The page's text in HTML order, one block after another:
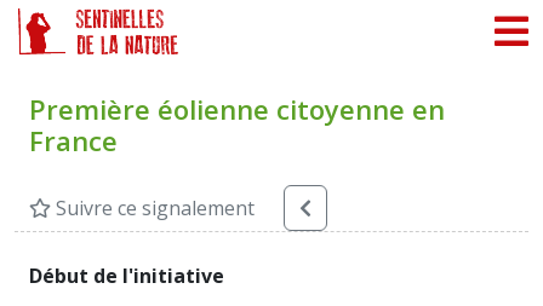
Première éolienne citoyenne en
France
Suivre ce signalement
Début de l'initiative
Panneau de gestion des cookies